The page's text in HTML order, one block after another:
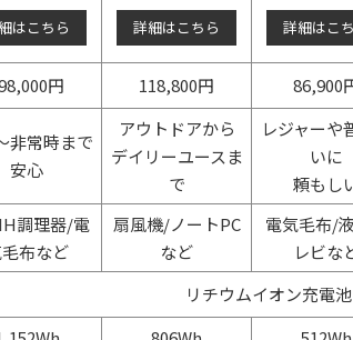
はこちら 詳細はこちら 詳細はこ
円 118,800円 86,900
非常時まで
安心
アウトドアから
デイリーユースま
で
レジャーや
いに
頼もし
調理器/電
布など
扇風機/ノートPC
など
電気毛布/
レビな
リチウムイオン充電